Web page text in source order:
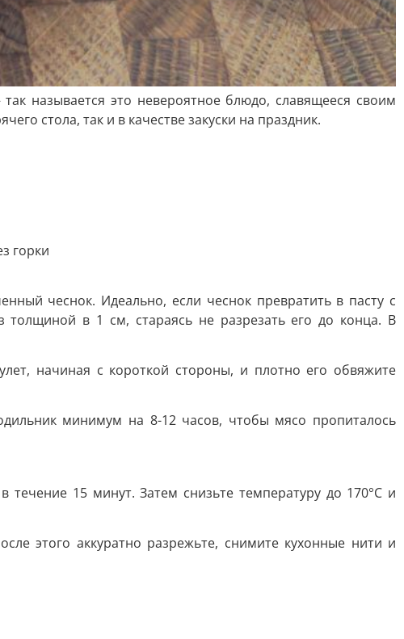
называется это невероятное блюдо, славящееся своим
стола, так и в качестве закуски на праздник.
горки
чеснок. Идеально, если чеснок превратить в пасту с
в 1 см, стараясь не разрезать его до конца. В
начиная с короткой стороны, и плотно его обвяжите
минимум на 8-12 часов, чтобы мясо пропиталось
15 минут. Затем снизьте температуру до 170°C и
этого аккуратно разрежьте, снимите кухонные нити и